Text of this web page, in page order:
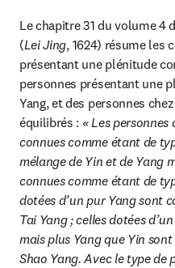
Le chapitre 31 du volume 4
(Lei Jing, 1624) résume les
présentant une plénitude
personnes présentant une
Yang, et des personnes
équilibrés : « Les personnes
connues comme étant de
mélange de Yin et de Yang
connues comme étant de
dotées d’un pur Yang sont
Tai Yang ; celles dotées
mais plus Yang que Yin
Shao Yang. Avec le type de